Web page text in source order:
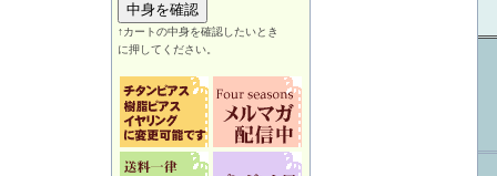
↑カートの中身を確認したいとき
に押してください。